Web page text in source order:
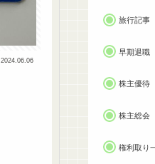
2024.06.06
旅行記事
早期退職
株主優待
株主総会
権利取り